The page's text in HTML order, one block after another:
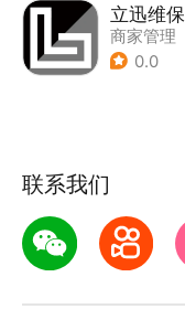
立迅维保
商家管理
0.0
联系我们